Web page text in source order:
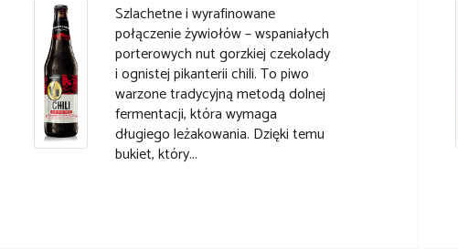
Szlachetne i wyrafinowane
połączenie żywiołów – wspaniałych
porterowych nut gorzkiej czekolady
i ognistej pikanterii chili. To piwo
warzone tradycyjną metodą dolnej
fermentacji, która wymaga
długiego leżakowania. Dzięki temu
bukiet, który...